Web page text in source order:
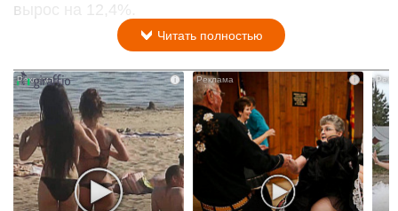
вырос на 12,4%.
Читать полностью
i i